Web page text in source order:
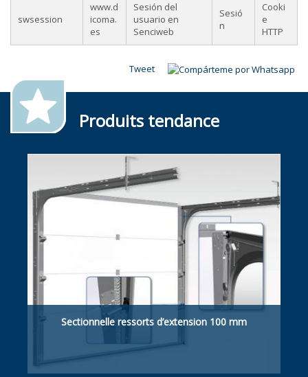
swsession
www.d
icoma.
es
Sesión del
usuario en
Senciweb
Sesió
n
Cooki
e
HTTP
Tweet
Produits tendance
Sectionnelle ressorts d’extension 100 mm